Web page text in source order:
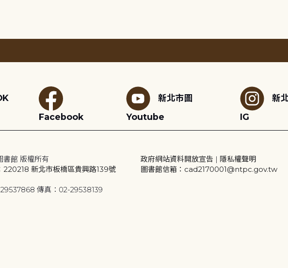
Facebook
新北市圖
Youtube
新
IG
書館 版權所有
220218 新北市板橋區貴興路139號
傳真：02-29538139
政府網站資料開放宣告 | 隱私權聲明
圖書館信箱：cad2170001@ntpc.gov.tw